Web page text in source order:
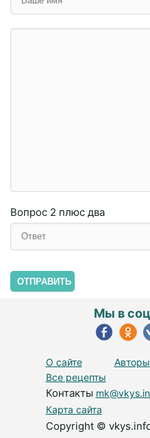
Вопрос 2 плюc двa
ОТПРАВИТЬ
О сайте
Авторы
Все рецепты
Контакты
Карта сайта
Copyright ©
Мы в